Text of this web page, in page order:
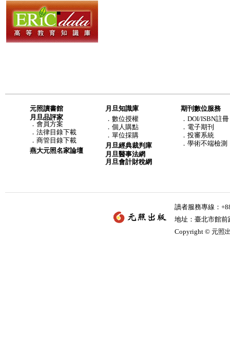
元照讀書館
月旦品評家
． 會員方案
． 法律目錄下載
． 商管目錄下載
燕大元照名家論壇
月旦知識庫
． 數位授權
． 個人購點
． 單位採購
月旦經典裁判庫
月旦醫事法網
月旦會計財稅網
期刊數位服務
．DOI/ISBN註冊
．電子期刊
．投審系統
．學術不端檢測
讀者服務專線：
地址：臺北市館
Copyright © 元照